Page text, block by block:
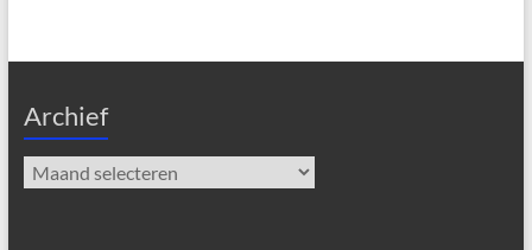
Archief
Archief